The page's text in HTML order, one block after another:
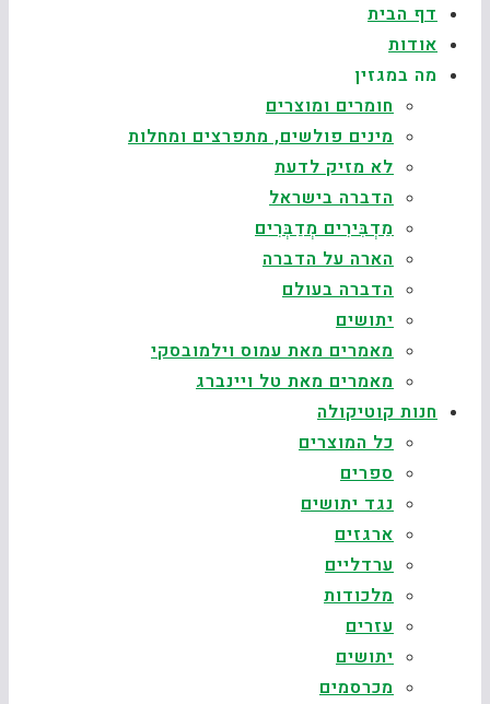
דף הבית
אודות
מה במגזין
חומרים ומוצרים
מינים פולשים, מתפרצים ומחלות
לא מזיק לדעת
הדברה בישראל
מַדְבִּירִים מְדַבְּרִים
הארה על הדברה
הדברה בעולם
יתושים
מאמרים מאת עמוס וילמובסקי
מאמרים מאת טל ויינברג
חנות קוטיקולה
כל המוצרים
ספרים
נגד יתושים
ארגזים
ערדליים
מלכודות
עזרים
יתושים
מכרסמים